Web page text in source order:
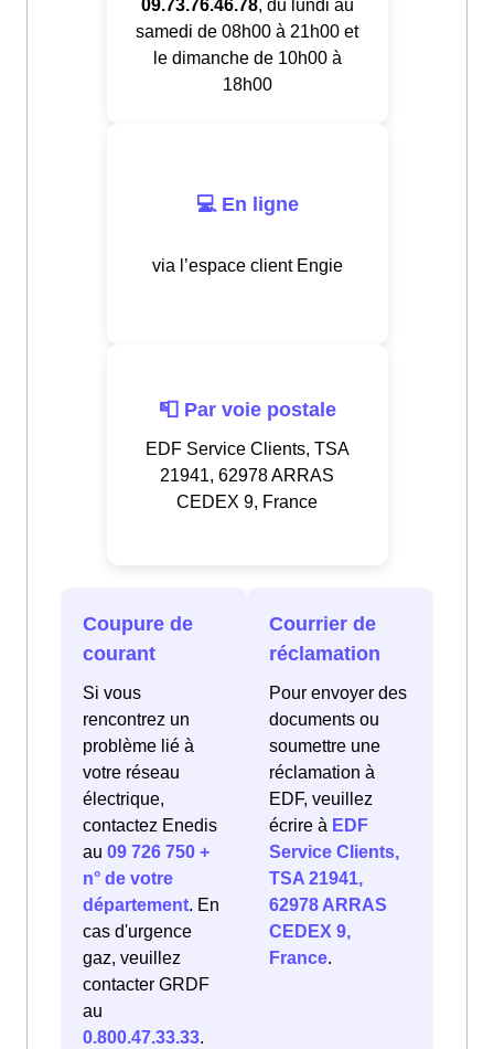
09.73.76.46.78, du lundi au
samedi de 08h00 à 21h00 et
le dimanche de 10h00 à
18h00
💻 En ligne
via l’espace client Engie
📮 Par voie postale
EDF Service Clients, TSA
21941, 62978 ARRAS
CEDEX 9, France
Coupure de
courant
Si vous
rencontrez un
problème lié à
votre réseau
électrique,
contactez Enedis
au 09 726 750 +
n° de votre
département. En
cas d'urgence
gaz, veuillez
contacter GRDF
au
0.800.47.33.33.
Courrier de
réclamation
Pour envoyer des
documents ou
soumettre une
réclamation à
EDF, veuillez
écrire à EDF
Service Clients,
TSA 21941,
62978 ARRAS
CEDEX 9,
France.